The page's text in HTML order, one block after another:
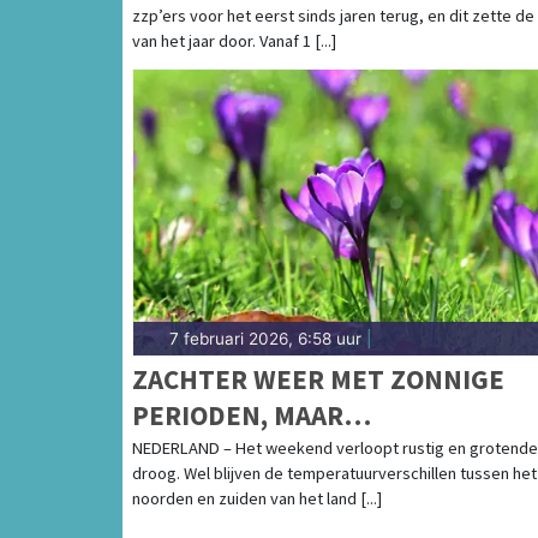
zzp’ers voor het eerst sinds jaren terug, en dit zette
van het jaar door. Vanaf 1 [...]
7 februari 2026, 6:58 uur
ZACHTER WEER MET ZONNIGE
PERIODEN, MAAR
TEMPERATUURVERSCHILLEN
BLIJVEN
NEDERLAND – Het weekend verloopt rustig en
droog. Wel blijven de temperatuurverschillen tussen het
noorden en zuiden van het land [...]